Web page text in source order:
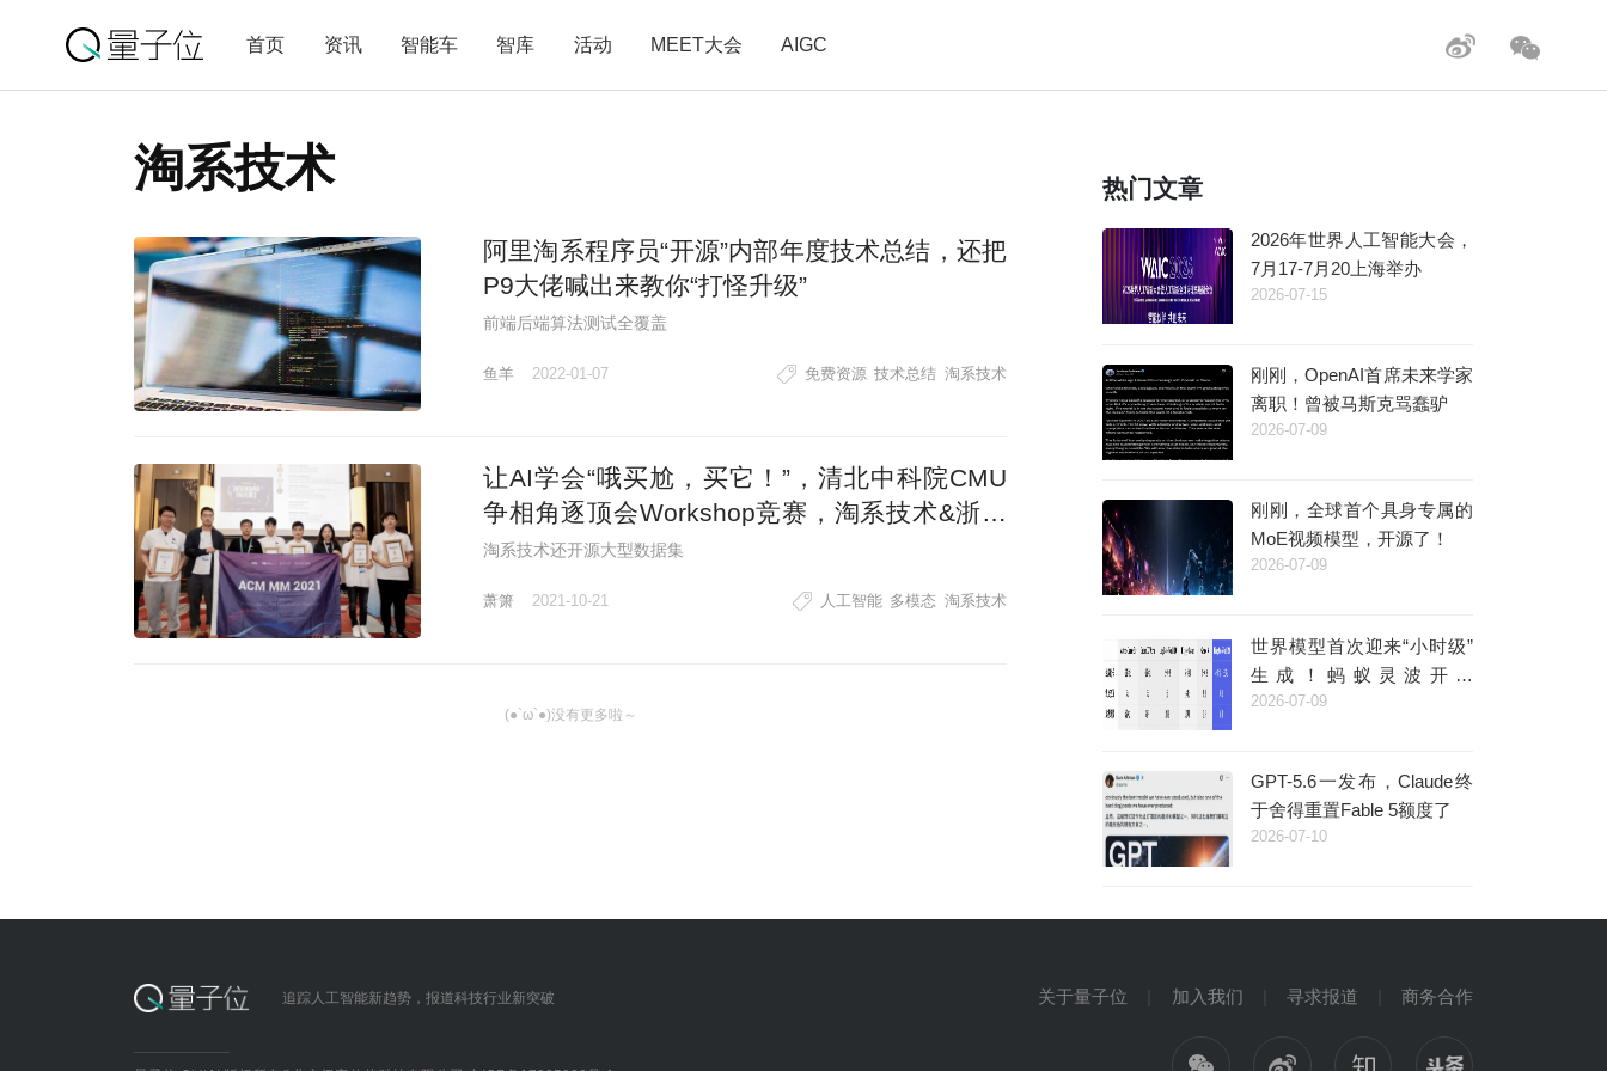
首页 资讯 智能车 智库 活动 MEET大会 AIGC
淘系技术
阿里淘系程序员“开源”内部年度技术总结，还把
P9大佬喊出来教你“打怪升级”
前端后端算法测试全覆盖
鱼羊 2022-01-07 免费资源 技术总结 淘系技术
让AI学会“哦买尬，买它！”，清北中科院CMU
争相角逐顶会Workshop竞赛，淘系技术&浙大
联手举办
淘系技术还开源大型数据集
萧箫 2021-10-21 人工智能 多模态 淘系技术
(●`ω`●)没有更多啦～
热门文章
2026年世界人工智能大会，
7月17-7月20上海举办
2026-07-15
刚刚，OpenAI首席未来学家
离职！曾被马斯克骂蠢驴
2026-07-09
刚刚，全球首个具身专属的
MoE视频模型，开源了！
2026-07-09
世界模型首次迎来“小时级”
生成！蚂蚁灵波开源
LingBot-World 2.0，支持AI
2026-07-09
GPT-5.6一发布，Claude终
于舍得重置Fable 5额度了
2026-07-10
关于量子位 加入我们 寻求报道 商务合作
追踪人工智能新趋势，报道科技行业新突破